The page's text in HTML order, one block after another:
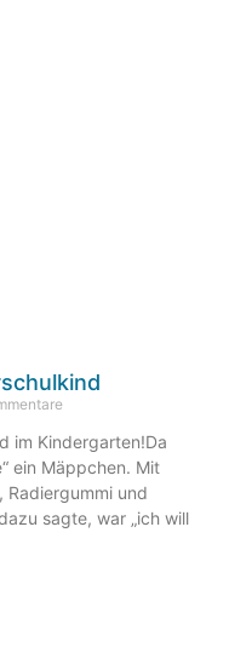
im Kindergarten!Da
ein Mäppchen. Mit
und
sagte, war „ich will